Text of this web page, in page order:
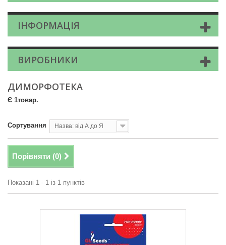
ІНФОРМАЦІЯ
ВИРОБНИКИ
ДИМОРФОТЕКА
Є 1товар.
Сортування Назва: від А до Я
Порівняти (0)
Показані 1 - 1 із 1 пунктів